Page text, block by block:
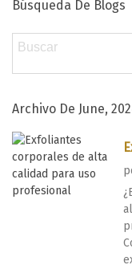
Búsqueda De Blogs
Archivo De June,